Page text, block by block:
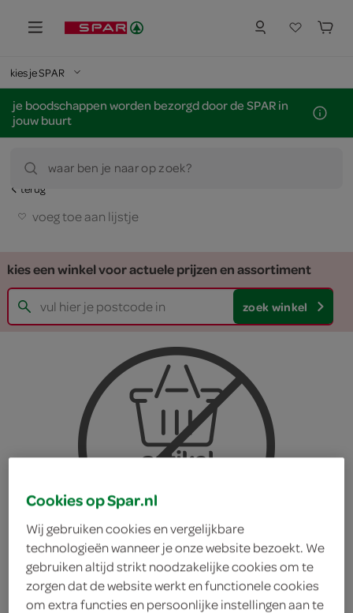
kies je SPAR
je boodschappen worden bezorgd door de SPAR in
jouw buurt
waar ben je naar op zoek?
terug
voeg toe aan lijstje
kies een winkel voor actuele prijzen en assortiment
zoek winkel
Cookies op Spar.nl
Wij gebruiken cookies en vergelijkbare
technologieën wanneer je onze website bezoekt. We
gebruiken altijd strikt noodzakelijke cookies om te
zorgen dat de website werkt en functionele cookies
om extra functies en persoonlijke instellingen aan te